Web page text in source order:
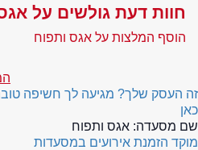
חוות דעת גולשים על
הוסף המלצות על אגס ותפוח
זה העסק שלך? מגיעה לך חשיפה
כאן
שם מסעדה: אגס ותפוח
מוקד הזמנת אירועים במסעדות